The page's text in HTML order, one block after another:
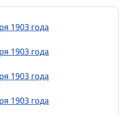
1903 года
1903 года
1903 года
1903 года